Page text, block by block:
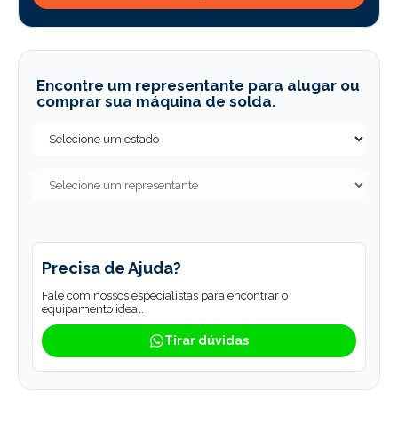
Encontre um representante para alugar ou
comprar sua máquina de solda.
Precisa de Ajuda?
Fale com nossos especialistas para encontrar o
equipamento ideal.
Tirar dúvidas